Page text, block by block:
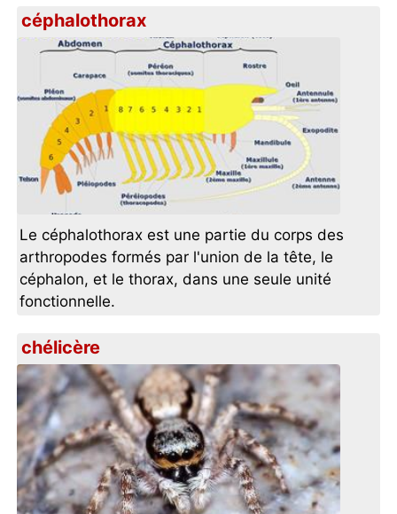
céphalothorax
Le céphalothorax est une partie du corps des
arthropodes formés par l'union de la tête, le
céphalon, et le thorax, dans une seule unité
fonctionnelle.
chélicère